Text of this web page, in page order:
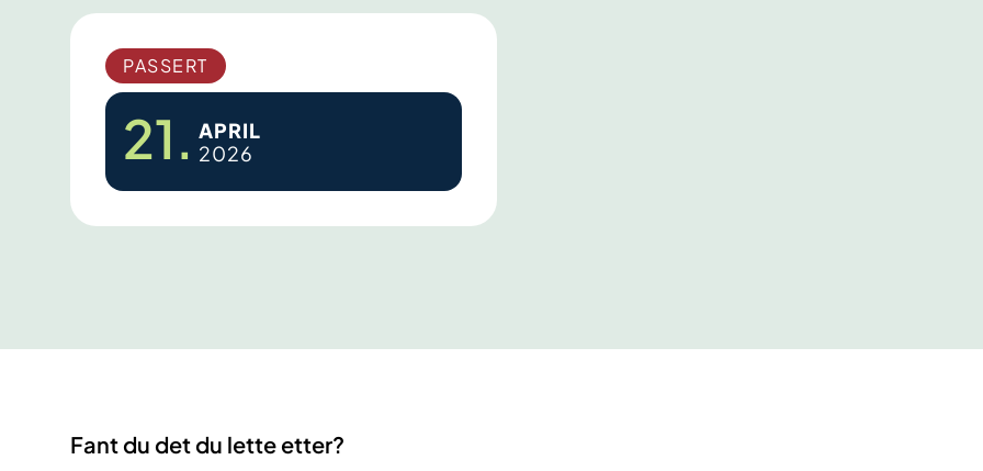
PASSERT
21. APRIL
2026
a
e
m
Fant du det du lette etter?